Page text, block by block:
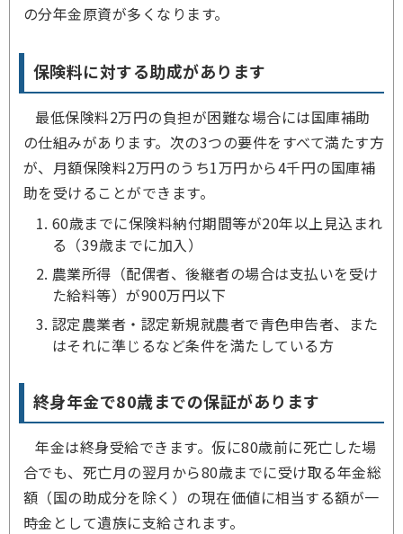
の分年金原資が多くなります。
保険料に対する助成があります
最低保険料2万円の負担が困難な場合には国庫補助
の仕組みがあります。次の3つの要件をすべて満たす方
が、月額保険料2万円のうち1万円から4千円の国庫補
助を受けることができます。
60歳までに保険料納付期間等が20年以上見込まれ
る（39歳までに加入）
農業所得（配偶者、後継者の場合は支払いを受け
た給料等）が900万円以下
認定農業者・認定新規就農者で青色申告者、また
はそれに準じるなど条件を満たしている方
終身年金で80歳までの保証があります
年金は終身受給できます。仮に80歳前に死亡した場
合でも、死亡月の翌月から80歳までに受け取る年金総
額（国の助成分を除く）の現在価値に相当する額が一
時金として遺族に支給されます。